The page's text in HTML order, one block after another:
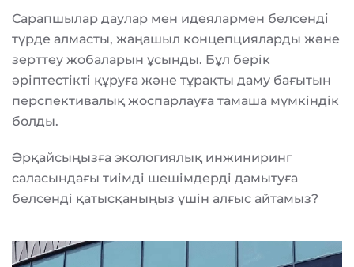
Сарапшылар даулар мен идеялармен белсенді
түрде алмасты, жаңашыл концепцияларды және
зерттеу жобаларын ұсынды. Бұл берік
әріптестікті құруға және тұрақты даму бағытын
перспективалық жоспарлауға тамаша мүмкіндік
болды.
Әрқайсыңызға экологиялық инжиниринг
саласындағы тиімді шешімдерді дамытуға
белсенді қатысқаныңыз үшін алғыс айтамыз?